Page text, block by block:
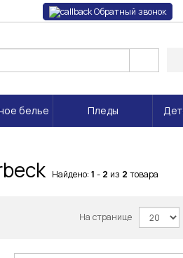
Обратный звонок
белье Пледы
Найдено: 1 - 2 из 2 товара
На странице